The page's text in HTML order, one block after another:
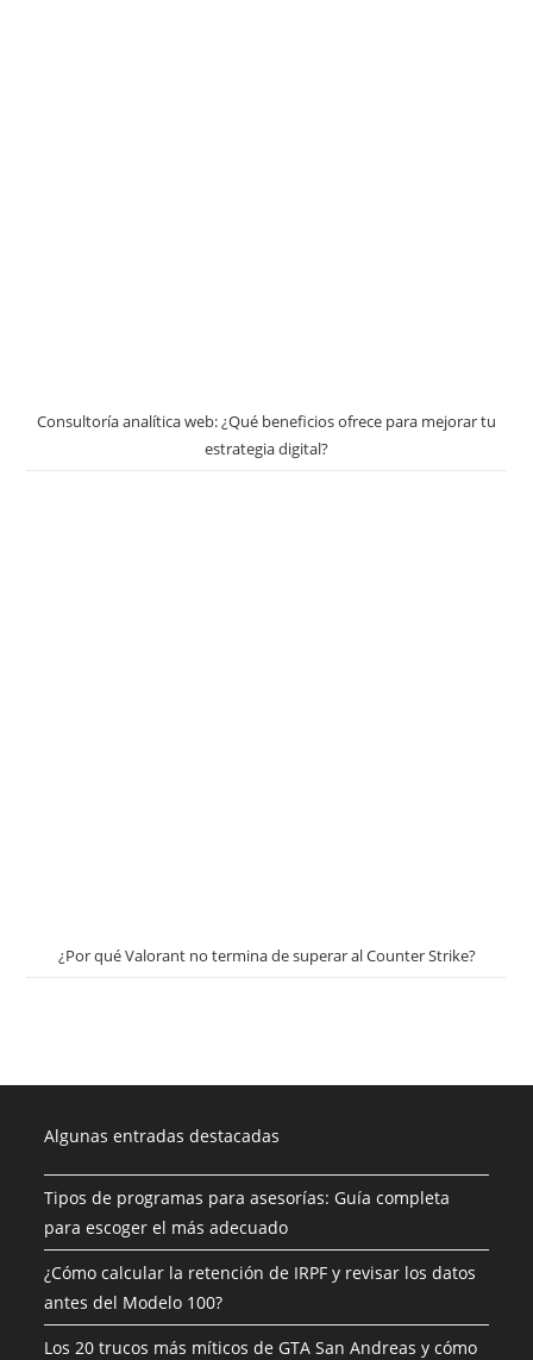
Consultoría analítica web: ¿Qué beneficios ofrece para mejorar tu
estrategia digital?
¿Por qué Valorant no termina de superar al Counter Strike?
Algunas entradas destacadas
Tipos de programas para asesorías: Guía completa
para escoger el más adecuado
¿Cómo calcular la retención de IRPF y revisar los datos
antes del Modelo 100?
Los 20 trucos más míticos de GTA San Andreas y cómo